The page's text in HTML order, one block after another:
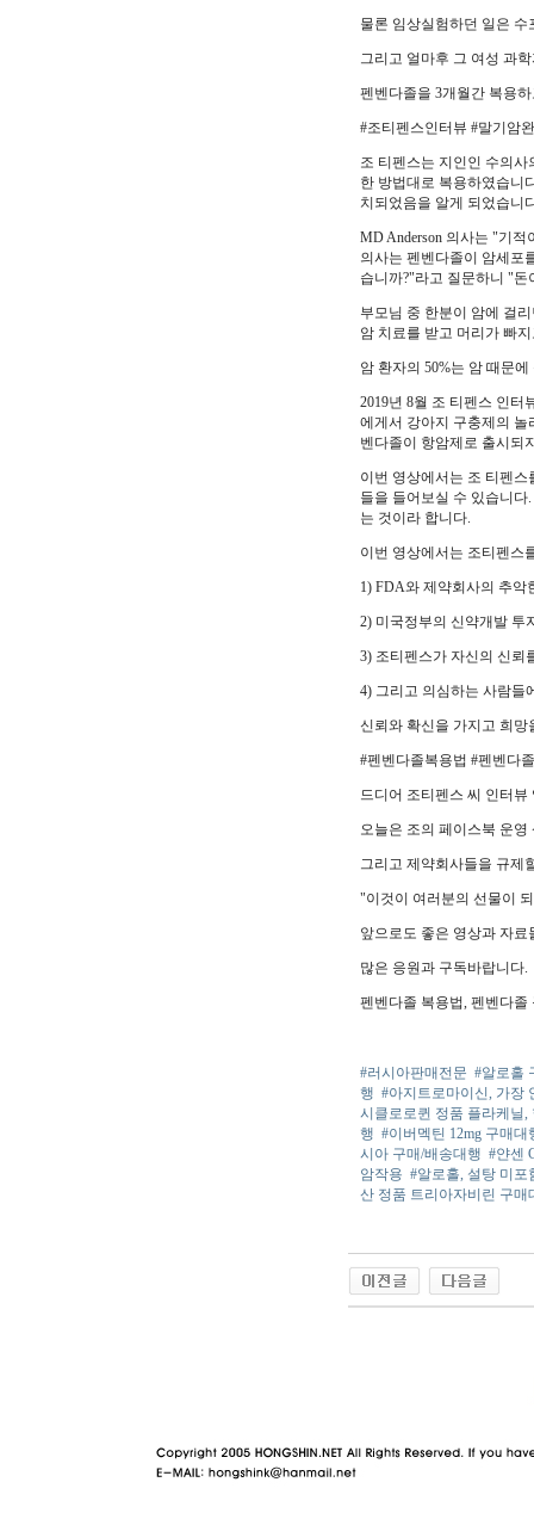
물론 임상실험하던 일은
그리고 얼마후 그 여성 과
펜벤다졸을 3개월간 복용
#조티펜스인터뷰 #말기암
조 티펜스는 지인인 수의
한 방법대로 복용하였습니
치되었음을 알게 되었습니
MD Anderson 의사는 "기
의사는 펜벤다졸이 암세포
습니까?"라고 질문하니 "
부모님 중 한분이 암에 걸
암 치료를 받고 머리가 빠
암 환자의 50%는 암 때문
2019년 8월 조 티펜스 인
에게서 강아지 구충제의
벤다졸이 항암제로 출시되
이번 영상에서는 조 티펜
들을 들어보실 수 있습니
는 것이라 합니다.
이번 영상에서는 조티펜스
1) FDA와 제약회사의 추악
2) 미국정부의 신약개발 투
3) 조티펜스가 자신의 신뢰
4) 그리고 의심하는 사람들
신뢰와 확신을 가지고 희
#펜벤다졸복용법 #펜벤다
드디어 조티펜스 씨 인터
오늘은 조의 페이스북 운
그리고 제약회사들을 규제
"이것이 여러분의 선물이
앞으로도 좋은 영상과 자
많은 응원과 구독바랍니다.
펜벤다졸 복용법, 펜벤다
#러시아판매전문 #알로홀
행 #아지트로마이신, 가장
시클로로퀸 정품 플라케닐
행 #이버멕틴 12mg 구매
시아 구매/배송대행 #얀센
암작용 #알로홀, 설탕 미포
산 정품 트리아자비린 구매